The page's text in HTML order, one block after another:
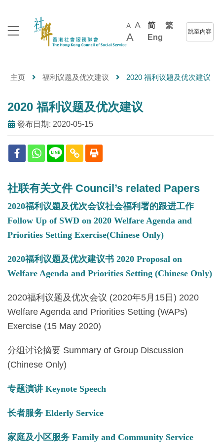
A A
A
简
繁
Eng
跳至內容
主页 福利议题及优次建议 2020 福利议题及优次建议
2020 福利议题及优次建议
發布日期: 2020-05-15
社联有关文件 Council’s related Papers
2020福利议题及优次会议社会福利署的跟进工作
Follow Up of SWD on 2020 Welfare Agenda and
Priorities Setting Exercise(Chinese Only)
2020福利议题及优次建议书 2020 Proposal on
Welfare Agenda and Priorities Setting (Chinese Only)
2020福利议题及优次会议 (2020年5月15日) 2020
Welfare Agenda and Priorities Setting (WAPs)
Exercise (15 May 2020)
分组讨论摘要 Summary of Group Discussion
(Chinese Only)
专题演讲 Keynote Speech
长者服务 Elderly Service
家庭及小区服务 Family and Community Service